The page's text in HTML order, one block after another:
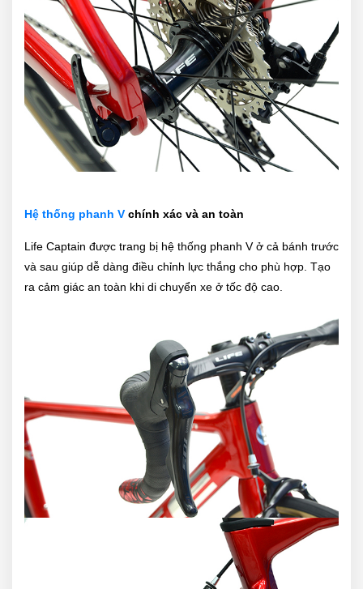
Hệ thống phanh V chính xác và an toàn
Life Captain được trang bị hệ thống phanh V ở cả bánh trước
và sau giúp dễ dàng điều chỉnh lực thắng cho phù hợp. Tạo
ra cảm giác an toàn khi di chuyển xe ở tốc độ cao.